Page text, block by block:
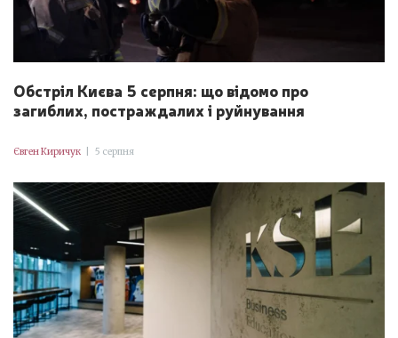
Обстріл Києва 5 серпня: що відомо про
загиблих, постраждалих і руйнування
Євген Киричук 5 серпня